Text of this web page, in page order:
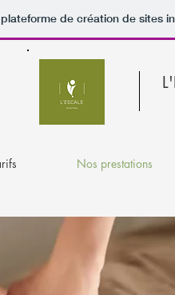
de création de sites
Nos prestations